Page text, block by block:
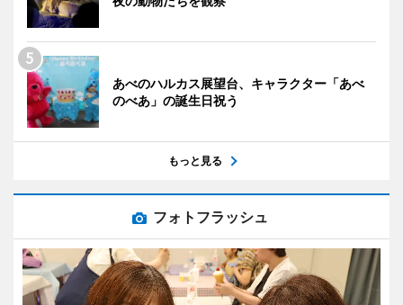
あべのハルカス展望台、キャラクター「あべ
のべあ」の誕生日祝う
もっと見る
フォトフラッシュ